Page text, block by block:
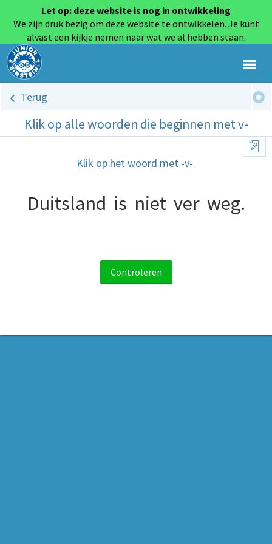
Let op: deze website is nog in ontwikkeling
We zijn druk bezig om deze website te ontwikkelen. Je kunt
alvast een kijkje nemen naar wat we al hebben staan.
Terug
Klik op alle woorden die beginnen met v-
Klik op het woord met -v-.
Duitsland is niet ver weg.